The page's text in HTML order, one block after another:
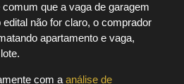
que a vaga de garagem
não for claro, o comprador
apartamento e vaga,
com a análise de